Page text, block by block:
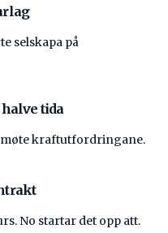
selskapa på
tida
kraftutfordringane.
No startar det opp att.